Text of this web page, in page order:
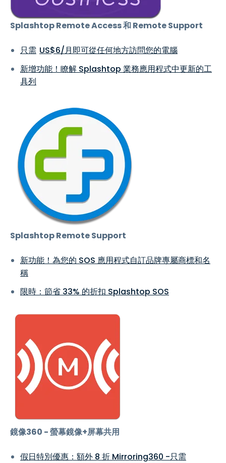
Splashtop Remote Access 和 Remote Support
只需 US$6/月即可從任何地方訪問您的電腦
新增功能！瞭解 Splashtop 業務應用程式中更新的工
具列
Splashtop Remote Support
新功能！為您的 SOS 應用程式自訂品牌專屬商標和名
稱
限時：節省 33% 的折扣 Splashtop SOS
鏡像360 - 螢幕鏡像+屏幕共用
假日特別優惠：額外 8 折 Mirroring360 -只需